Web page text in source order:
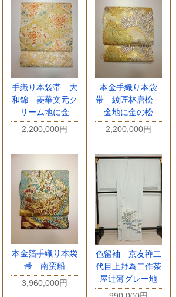
手織り本袋帯 大
和錦 菱華文元ク
リーム地に金
2,200,000円
本金手織り本袋
帯 綾匠林唐松
金地に金の松
2,200,000円
本金箔手織り本袋
帯 南蛮船
3,960,000円
色留袖 京友禅二
代目上野為二作茶
屋辻薄グレー地